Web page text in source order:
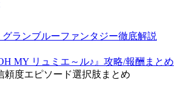
ランブルーファンタジー徹底解説
MY リュミエ～ル♪』攻略/報酬まとめ
頼度エピソード選択肢まとめ